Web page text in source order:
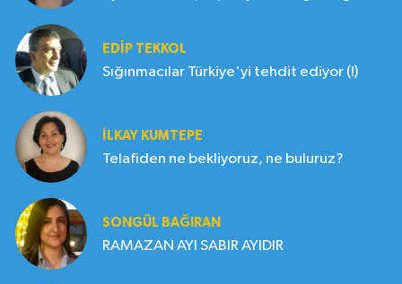
EDIP TEKKOL
Sığınmacılar Türkiye'yi tehdit ediyor (!)
İLKAY KUMTEPE
Telafiden ne bekliyoruz, ne buluruz?
SONGÜL BAĞIRAN
RAMAZAN AYI SABIR AYIDIR